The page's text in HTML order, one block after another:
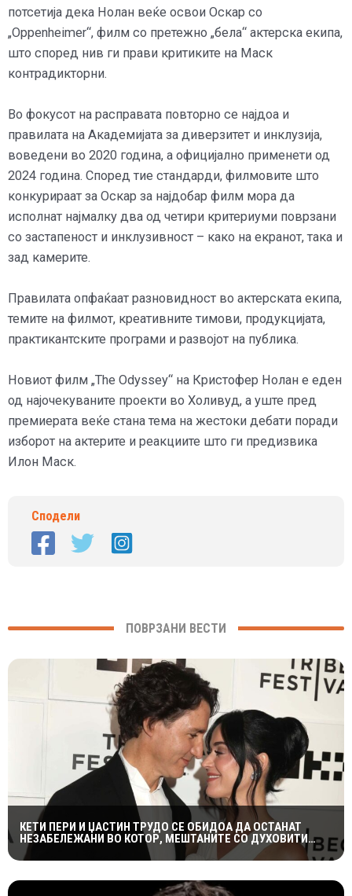
потсетија дека Нолан веќе освои Оскар со
„Oppenheimer“, филм со претежно „бела“ актерска екипа,
што според нив ги прави критиките на Маск
контрадикторни.
Во фокусот на расправата повторно се најдоа и
правилата на Академијата за диверзитет и инклузија,
воведени во 2020 година, а официјално применети од
2024 година. Според тие стандарди, филмовите што
конкурираат за Оскар за најдобар филм мора да
исполнат најмалку два од четири критериуми поврзани
со застапеност и инклузивност – како на екранот, така и
зад камерите.
Правилата опфаќаат разновидност во актерската екипа,
темите на филмот, креативните тимови, продукцијата,
практикантските програми и развојот на публика.
Новиот филм „The Odyssey“ на Кристофер Нолан е еден
од најочекуваните проекти во Холивуд, а уште пред
премиерата веќе стана тема на жестоки дебати поради
изборот на актерите и реакциите што ги предизвика
Илон Маск.
Сподели
ПОВРЗАНИ ВЕСТИ
КЕТИ ПЕРИ И ЏАСТИН ТРУДО СЕ ОБИДОА ДА ОСТАНАТ
НЕЗАБЕЛЕЖАНИ ВО КОТОР, МЕШТАНИТЕ СО ДУХОВИТИ
РЕАКЦИИ: „НИКОЈ НЕ БИ ГИ ПРЕПОЗНАЛ“